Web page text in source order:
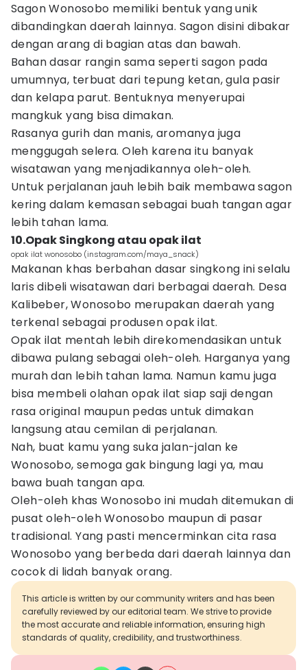
Sagon Wonosobo memiliki bentuk yang unik
dibandingkan daerah lainnya. Sagon disini dibakar
dengan arang di bagian atas dan bawah.
Bahan dasar rangin sama seperti sagon pada
umumnya, terbuat dari tepung ketan, gula pasir
dan kelapa parut. Bentuknya menyerupai
mangkuk yang bisa dimakan.
Rasanya gurih dan manis, aromanya juga
menggugah selera. Oleh karena itu banyak
wisatawan yang menjadikannya oleh-oleh.
Untuk perjalanan jauh lebih baik membawa sagon
kering dalam kemasan sebagai buah tangan agar
lebih tahan lama.
10.Opak Singkong atau opak ilat
opak ilat wonosobo (instagram.com/maya_snack)
Makanan khas berbahan dasar singkong ini selalu
laris dibeli wisatawan dari berbagai daerah. Desa
Kalibeber, Wonosobo merupakan daerah yang
terkenal sebagai produsen opak ilat.
Opak ilat mentah lebih direkomendasikan untuk
dibawa pulang sebagai oleh-oleh. Harganya yang
murah dan lebih tahan lama. Namun kamu juga
bisa membeli olahan opak ilat siap saji dengan
rasa original maupun pedas untuk dimakan
langsung atau cemilan di perjalanan.
Nah, buat kamu yang suka jalan-jalan ke
Wonosobo, semoga gak bingung lagi ya, mau
bawa buah tangan apa.
Oleh-oleh khas Wonosobo ini mudah ditemukan di
pusat oleh-oleh Wonosobo maupun di pasar
tradisional. Yang pasti mencerminkan cita rasa
Wonosobo yang berbeda dari daerah lainnya dan
cocok di lidah banyak orang.
This article is written by our community writers and has been
carefully reviewed by our editorial team. We strive to provide
the most accurate and reliable information, ensuring high
standards of quality, credibility, and trustworthiness.